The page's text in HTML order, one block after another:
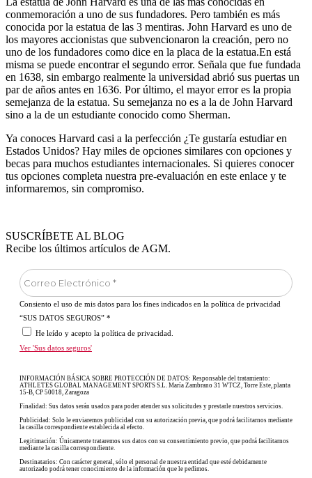
conmemoración a uno de sus fundadores. Pero también es más
conocida por la estatua de las 3 mentiras. John Harvard es uno de
los mayores accionistas que subvencionaron la creación, pero no
uno de los fundadores como dice en la placa de la estatua.En está
misma se puede encontrar el segundo error. Señala que fue fundada
en 1638, sin embargo realmente la universidad abrió sus puertas un
par de años antes en 1636. Por último, el mayor error es la propia
semejanza de la estatua. Su semejanza no es a la de John Harvard
sino a la de un estudiante conocido como Sherman.
Ya conoces Harvard casi a la perfección ¿Te gustaría estudiar en
Estados Unidos? Hay miles de opciones similares con opciones y
becas para muchos estudiantes internacionales. Si quieres conocer
tus opciones completa nuestra pre-evaluación en este enlace y te
informaremos, sin compromiso.
SUSCRÍBETE AL BLOG
Recibe los últimos artículos de AGM.
Consiento el uso de mis datos para los fines indicados en la política de privacidad
“SUS DATOS SEGUROS” *
He leído y acepto la política de privacidad.
Ver 'Sus datos seguros'
INFORMACIÓN BÁSICA SOBRE PROTECCIÓN DE DATOS: Responsable del tratamiento:
ATHLETES GLOBAL MANAGEMENT SPORTS S.L. María Zambrano 31 WTCZ, Torre Este, planta
15-B, CP 50018, Zaragoza
Finalidad: Sus datos serán usados para poder atender sus solicitudes y prestarle nuestros servicios.
Publicidad: Solo le enviaremos publicidad con su autorización previa, que podrá facilitarnos mediante
la casilla correspondiente establecida al efecto.
Legitimación: Únicamente trataremos sus datos con su consentimiento previo, que podrá facilitarnos
mediante la casilla correspondiente.
Destinatarios: Con carácter general, sólo el personal de nuestra entidad que esté debidamente
autorizado podrá tener conocimiento de la información que le pedimos.